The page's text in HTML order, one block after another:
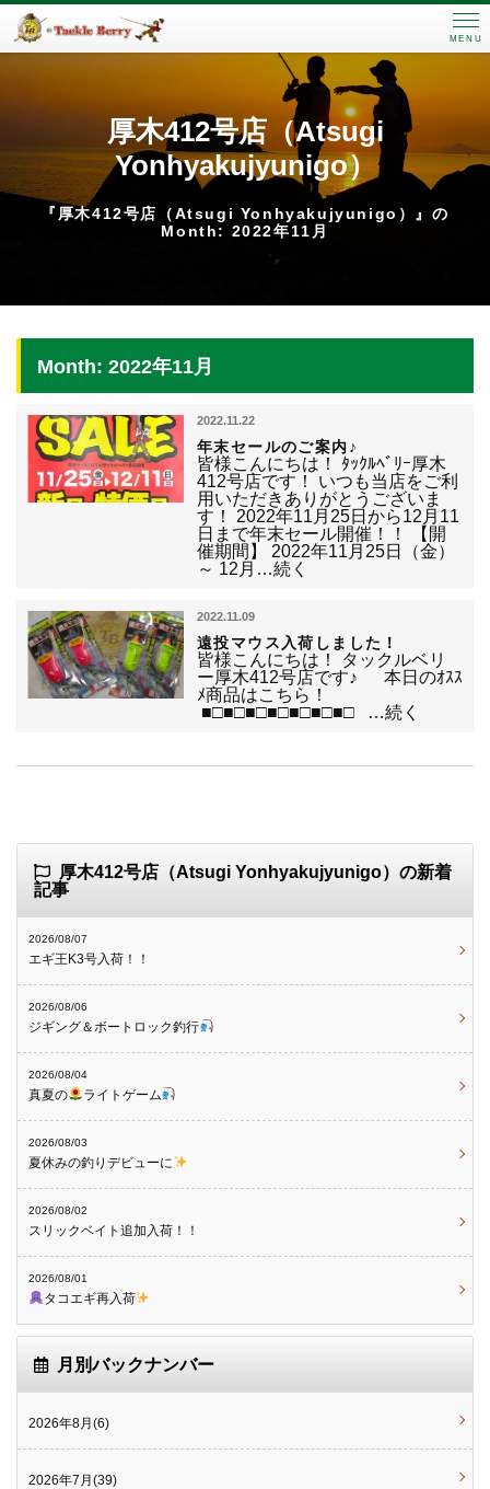
MENU
厚木412号店（Atsugi
Yonhyakujyunigo）
『厚木412号店（Atsugi Yonhyakujyunigo）』の
Month: 2022年11月
Month: 2022年11月
2022.11.22
年末セールのご案内♪
皆様こんにちは！ ﾀｯｸﾙﾍﾞﾘｰ厚木
412号店です！ いつも当店をご利
用いただきありがとうございま
す！ 2022年11月25日から12月11
日まで年末セール開催！！ 【開
催期間】 2022年11月25日（金）
～ 12月…続く
2022.11.09
遠投マウス入荷しました！
皆様こんにちは！ タックルベリ
ー厚木412号店です♪ 本日のｵｽｽ
ﾒ商品はこちら！
■□■□■□■□■□■□■□ …続く
厚木412号店（Atsugi Yonhyakujyunigo）の新着
記事
2026/08/07
エギ王K3号入荷！！
2026/08/06
ジギング＆ボートロック釣行
2026/08/04
真夏の ライトゲーム
2026/08/03
夏休みの釣りデビューに
2026/08/02
スリックベイト追加入荷！！
2026/08/01
タコエギ再入荷
月別バックナンバー
2026年8月(6)
2026年7月(39)